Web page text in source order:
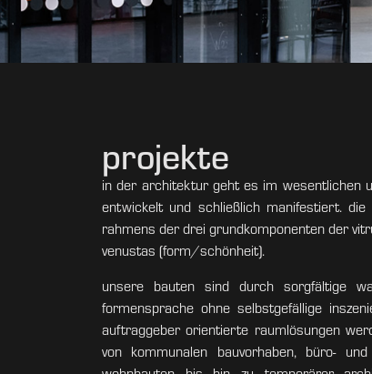
schlossalmbahn
projekt
projekte
in der architektur geht es im wesentlichen
entwickelt und schließlich manifestiert.
rahmens der drei grundkomponenten der
venustas (form/schönheit).
unsere bauten sind durch sorgfältige
formensprache ohne selbstgefällige
auftraggeber orientierte raumlösungen
von kommunalen bauvorhaben, büro-